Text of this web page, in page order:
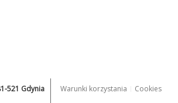
521 Gdynia Warunki korzystania Cookies